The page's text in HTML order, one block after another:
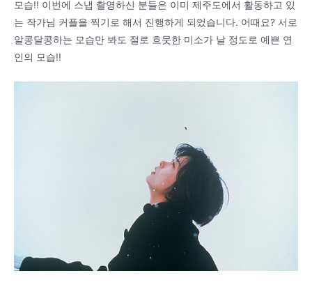
모습!! 이번에 스냅 촬영하신 분들은 이미 제주도에서 활동하고 있
는 작가님 커플을 찍기로 해서 진행하게 되었습니다. 어때요? 서로
알콩달콩하는 모습만 봐도 절로 흐뭇한 미소가 날 정도로 예쁜 연
인의 모습!!